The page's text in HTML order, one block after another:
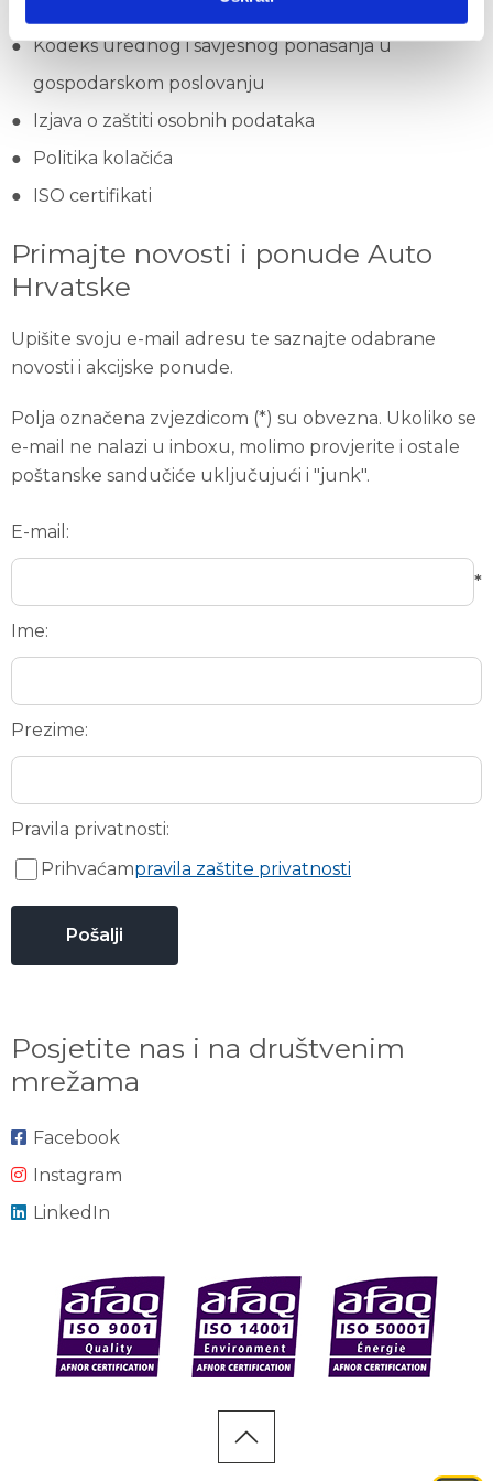
Društveno odgovorno poslovanje
Kodeks urednog i savjesnog ponašanja u
gospodarskom poslovanju
Izjava o zaštiti osobnih podataka
Politika kolačića
ISO certifikati
Primajte novosti i ponude Auto
Hrvatske
Upišite svoju e-mail adresu te saznajte odabrane
novosti i akcijske ponude.
Polja označena zvjezdicom (*) su obvezna. Ukoliko se
e-mail ne nalazi u inboxu, molimo provjerite i ostale
poštanske sandučiće uključujući i "junk".
E-mail:
*
Ime:
Prezime:
Pravila privatnosti:
Prihvaćampravila zaštite privatnosti
Posjetite nas i na društvenim
mrežama
Facebook
Instagram
LinkedIn